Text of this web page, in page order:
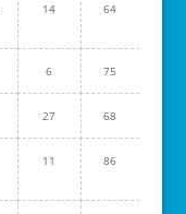
14 64
6 75
27 68
11 86